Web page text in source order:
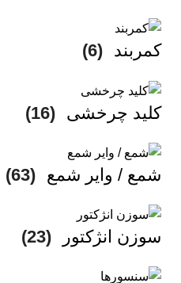
کمربند (6)
کلید چرخشی (16)
شمع / وایر شمع (63)
سوزن انژکتور (23)